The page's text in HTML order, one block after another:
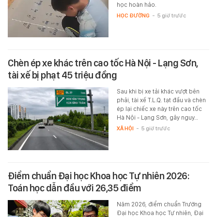
học hoàn hảo.
HỌC ĐƯỜNG - 5 giờ trước
Chèn ép xe khác trên cao tốc Hà Nội - Lạng Sơn,
tài xế bị phạt 45 triệu đồng
Sau khi bị xe tải khác vượt bên
phải, tài xế T.L.Q. tạt đầu và chèn
ép lại chiếc xe này trên cao tốc
Hà Nội - Lạng Sơn, gây nguy…
XÃ HỘI - 5 giờ trước
Điểm chuẩn Đại học Khoa học Tự nhiên 2026:
Toán học dẫn đầu với 26,35 điểm
Năm 2026, điểm chuẩn Trường
Đại học Khoa học Tự nhiên, Đại